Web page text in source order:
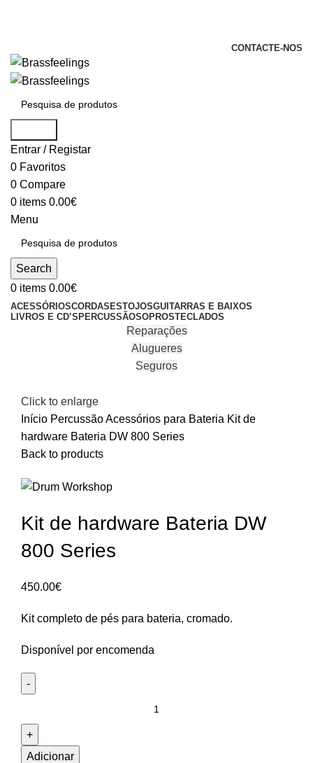
CONTACTE-NOS
Entrar / Registar
0 Favoritos
0 Compare
0 items 0.00€
Menu
Search
0 items 0.00€
ACESSÓRIOSCORDAS ESTOJOSGUITARRAS E BAIXOS
LIVROS E CD’S PERCUSSÃOSOPROSTECLADOS
Reparações
Alugueres
Seguros
Click to enlarge
Início PercussãoAcessórios para Bateria Kit de
hardware Bateria DW 800 Series
Back to products
Kit de hardware Bateria DW
800 Series
450.00€
Kit completo de pés para bateria, cromado.
Disponível por encomenda
Kit
de
Adicionar